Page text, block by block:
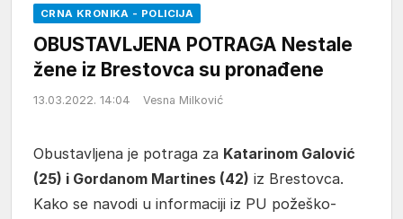
CRNA KRONIKA - POLICIJA
OBUSTAVLJENA POTRAGA Nestale
žene iz Brestovca su pronađene
13.03.2022. 14:04 Vesna Milković
Obustavljena je potraga za Katarinom Galović
(25) i Gordanom Martines (42) iz Brestovca.
Kako se navodi u informaciji iz PU požeško-